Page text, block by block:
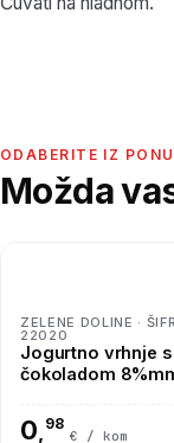
ODABERITE IZ
Možda
ZELENE DOLINE ·
22020
Jogurtno vrhnje s
čokoladom
0, 98
€ / kom